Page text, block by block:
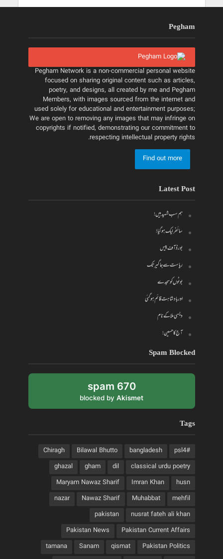
Pegham
Pegham Network is a non-commercial personal website
focused on sharing original content such as articles,
poetry, and designs, all created by me and Pegham
Members, with images sourced from the internet and
used solely for educational and entertainment purposes;
We are open to removing any images that may infringe on
copyrights if notified, demonstrating our commitment to
respecting intellectual property rights.
Find out more
Latest Post
ہم سب شہید ہیں!
سائفر لیک ہو گیا!
بورڈ آف پیس
ریاست سے جاگیر تک
بوٹوں کو سجدے
اور بادشاہت قائم ہو گئی
دیسی ملا کے نام
آج کا حسین!
Spam Blocked
670 spam
blocked by Akismet
Tags
#psl4
bangladesh
Bilawal Bhutto
Chiragh
classical urdu poetry
dil
gham
ghazal
husn
Imran Khan
Maryam Nawaz Sharif
mehfil
Muhabbat
Nawaz Sharif
nazar
nusrat fateh ali khan
pakistan
Pakistan Current Affairs
Pakistan News
Pakistan Politics
qismat
Sanam
tamana